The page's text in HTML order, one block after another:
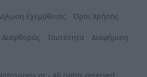
Εχεμύθειας Όροι Χρήσης
Διαφθοράς Ταυτότητα Διαφήμιση